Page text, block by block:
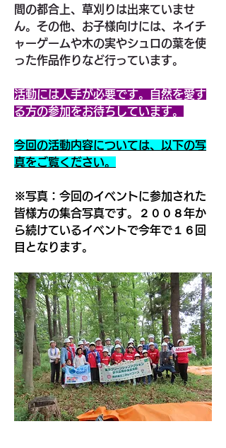
間の都合上、草刈りは出来ていませ
ん。その他、お子様向けには、ネイチ
ャーゲームや木の実やシュロの葉を使
った作品作りなど行っています。
活動には人手が必要です。自然を愛す
る方の参加をお待ちしています。
今回の活動内容については、以下の写
真をご覧ください。
※写真：今回のイベントに参加された
皆様方の集合写真です。２００８年か
ら続けているイベントで今年で１６回
目となります。